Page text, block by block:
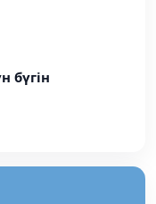
бүгін